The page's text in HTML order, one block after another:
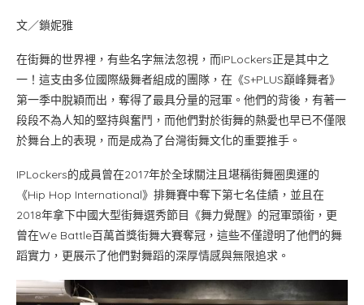
文／鎖妮雅
在街舞的世界裡，有些名字無法忽視，而IPLockers正是其中之
一！這支由多位國際級舞者組成的團隊，在《S+PLUS巔峰舞者》
第一季中脫穎而出，奪得了最具分量的冠軍。他們的背後，有著一
段段不為人知的堅持與奮鬥，而他們對於街舞的熱愛也早已不僅限
於舞台上的表現，而是成為了台灣街舞文化的重要推手。
IPLockers的成員曾在2017年於全球關注且堪稱街舞圈奧運的
《Hip Hop International》排舞賽中奪下第七名佳績，並且在
2018年拿下中國大型街舞選秀節目《舞力覺醒》的冠軍頭銜，更
曾在We Battle百萬首獎街舞大賽奪冠，這些不僅證明了他們的舞
蹈實力，更展示了他們對舞蹈的深厚情感與無限追求。